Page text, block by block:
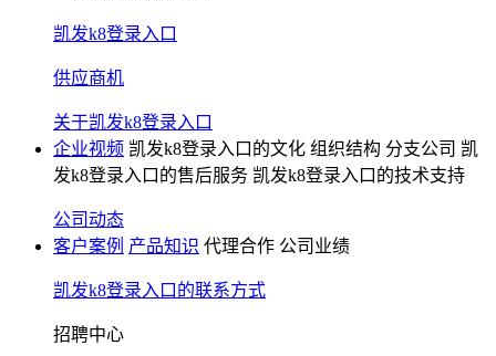
凯发k8登录入口
供应商机
关于凯发k8登录入口
企业视频 凯发k8登录入口的文化 组织结构 分支公司 凯
发k8登录入口的售后服务 凯发k8登录入口的技术支持
公司动态
客户案例 产品知识 代理合作 公司业绩
凯发k8登录入口的联系方式
招聘中心